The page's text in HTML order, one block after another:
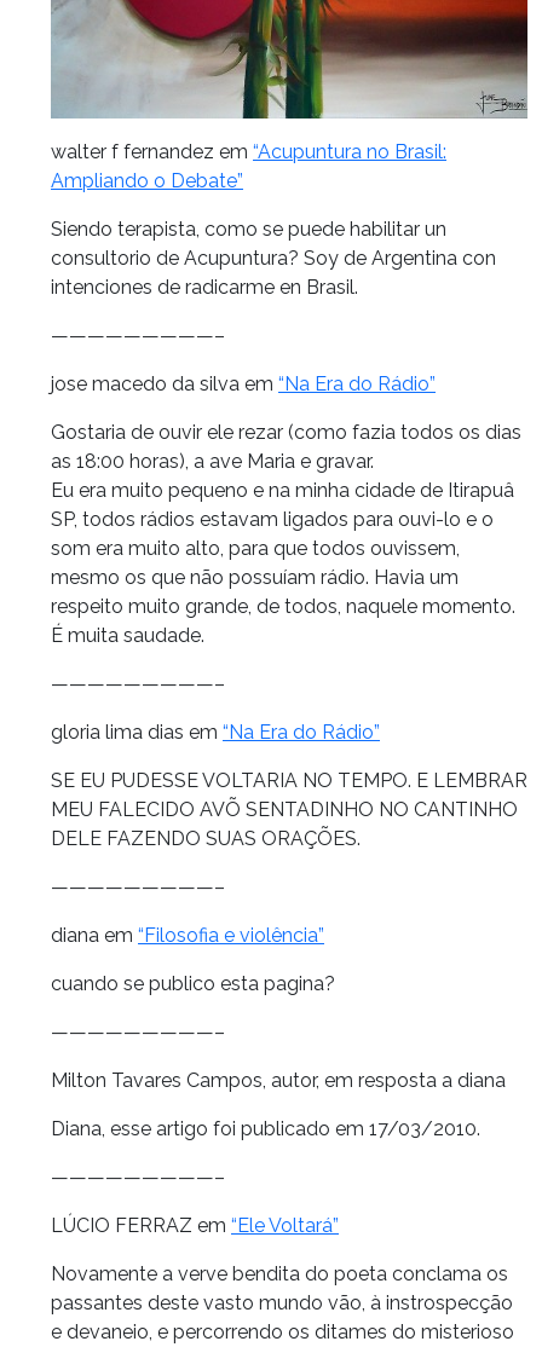
walter f fernandez em “Acupuntura no Brasil:
Ampliando o Debate”
Siendo terapista, como se puede habilitar un
consultorio de Acupuntura? Soy de Argentina con
intenciones de radicarme en Brasil.
—————————–
jose macedo da silva em “Na Era do Rádio”
Gostaria de ouvir ele rezar (como fazia todos os dias
as 18:00 horas), a ave Maria e gravar.
Eu era muito pequeno e na minha cidade de Itirapuâ
SP, todos rádios estavam ligados para ouvi-lo e o
som era muito alto, para que todos ouvissem,
mesmo os que não possuíam rádio. Havia um
respeito muito grande, de todos, naquele momento.
É muita saudade.
—————————–
gloria lima dias em “Na Era do Rádio”
SE EU PUDESSE VOLTARIA NO TEMPO. E LEMBRAR
MEU FALECIDO AVÕ SENTADINHO NO CANTINHO
DELE FAZENDO SUAS ORAÇÕES.
—————————–
diana em “Filosofia e violência”
cuando se publico esta pagina?
—————————–
Milton Tavares Campos, autor, em resposta a diana
Diana, esse artigo foi publicado em 17/03/2010.
—————————–
LÚCIO FERRAZ em “Ele Voltará”
Novamente a verve bendita do poeta conclama os
passantes deste vasto mundo vão, à instrospecção
e devaneio, e percorrendo os ditames do misterioso